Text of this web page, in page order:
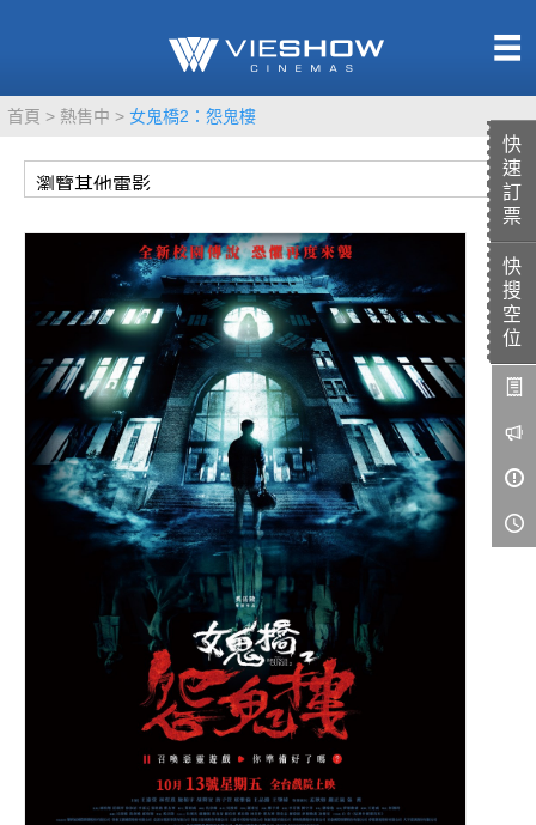
快
速
訂
票
快
搜
空
位
首頁 熱售中 女鬼橋2：怨鬼樓
TITAN SCREEN
MUCROWN
IMAX
4DX
VR 演唱會
GOLD CLASS
AD口述影像
LIVE演唱會
影城餐飲
UNICORN
影城公告
影城活動
中獎名單
合作夥伴